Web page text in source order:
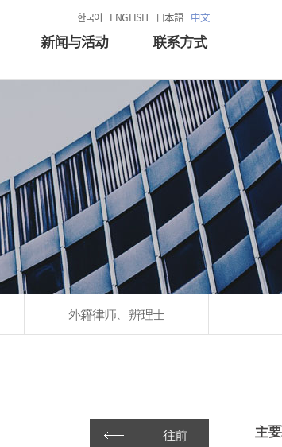
한국어 ENGLISH 日本語 中文
新闻与活动 联系方式
外籍律师、辨理士
往前 主